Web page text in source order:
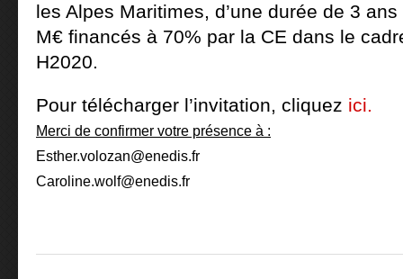
les Alpes Maritimes, d’une durée de 3
M€ financés à 70% par la CE dans le
H2020.
Pour télécharger l’invitation, cliquez ici.
Merci de confirmer votre présence à :
Esther.volozan@enedis.fr
Caroline.wolf@enedis.fr